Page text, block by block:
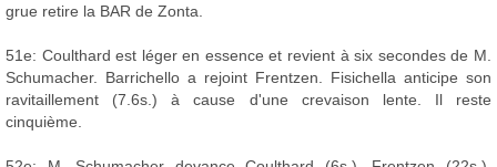
grue retire la BAR de Zonta.
51e: Coulthard est léger en essence et revient à six secondes de M.
Schumacher. Barrichello a rejoint Frentzen. Fisichella anticipe son
ravitaillement (7.6s.) à cause d'une crevaison lente. Il reste
cinquième.